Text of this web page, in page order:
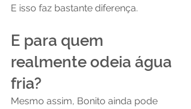
E isso faz bastante diferença.
E para quem
realmente odeia água
fria?
Mesmo assim, Bonito ainda pode